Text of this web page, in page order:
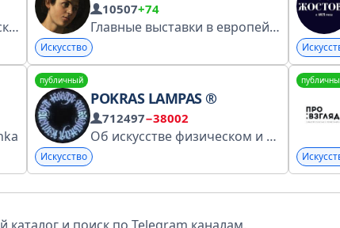
Пространственные виды искусства для вашего вдохновения! Все от прославленных мастеров до начинающих талантов. по всем вопросам: @deni_chu наш чат: https://t.me/artsetchat2
10507+74
Главные выставки в европейских музеях, на которых точно стоит побывать! smotret.eu
Искусство
публичный
POKRAS LAMPAS ®
712497−38002
Об искусстве физическом и цифровом, творческих экспериментах и современному взгляду на каллиграфию — авторский канал Покраса Лампаса. { Лайв } : https://t.me/pokraslive { Мой бренд одежды } : https://t.me/Pokras_Lampas
Искусство